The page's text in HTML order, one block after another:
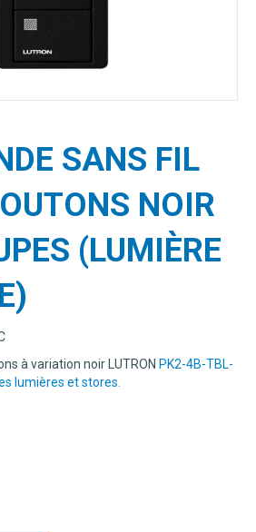
SANS FIL
NOIR
(LUMIÈRE
à variation noir LUTRON PK2-4B-TBL-
lumières et stores.